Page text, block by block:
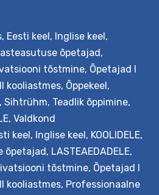
, Eesti keel, Inglise keel,
õpetajad,
tõstmine, Õpetajad I
kooliastmes, Õppekeel,
, Sihtrühm, Teadlik õppimine,
, Valdkond
keel, Inglise keel, KOOLIDELE,
õpetajad, LASTEAEDADELE,
tõstmine, Õpetajad I
kooliastmes, Professionaalne